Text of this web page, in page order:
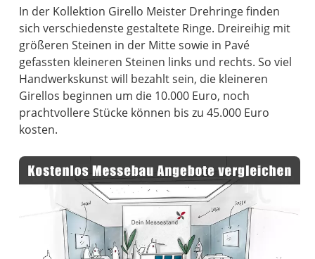
In der Kollektion Girello Meister Drehringe finden
sich verschiedenste gestaltete Ringe. Dreireihig mit
größeren Steinen in der Mitte sowie in Pavé
gefassten kleineren Steinen links und rechts. So viel
Handwerkskunst will bezahlt sein, die kleineren
Girellos beginnen um die 10.000 Euro, noch
prachtvollere Stücke können bis zu 45.000 Euro
kosten.